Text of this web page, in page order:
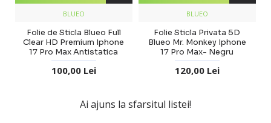
BLUEO
Folie de Sticla Blueo Full
Clear HD Premium Iphone
17 Pro Max Antistatica
100,00 Lei
BLUEO
Folie Sticla Privata 5D
Blueo Mr. Monkey Iphone
17 Pro Max- Negru
120,00 Lei
Ai ajuns la sfarsitul listei!